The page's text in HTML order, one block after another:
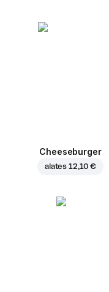
Cheeseburger
alates 12,10 €